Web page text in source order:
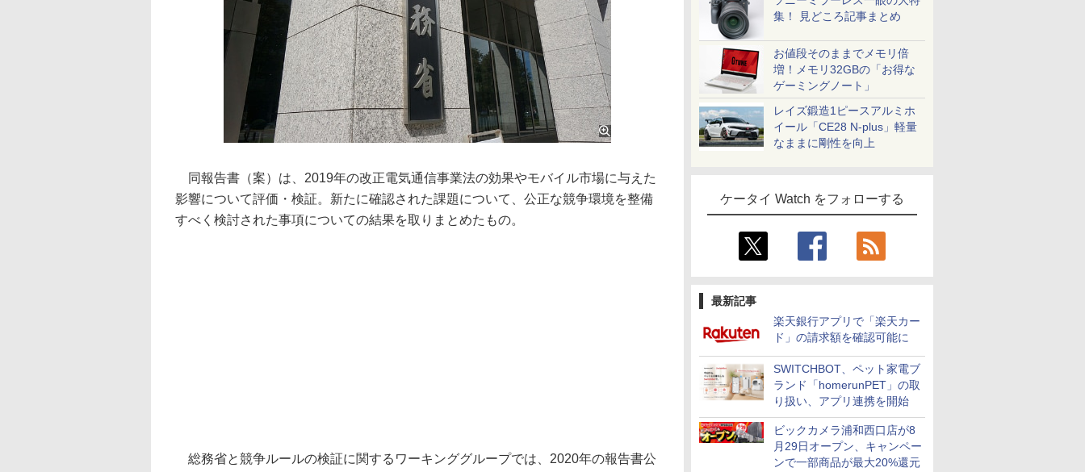
集！ 見どころ記事まとめ
お値段そのままでメモリ倍
増！メモリ32GBの「お得な
ゲーミングノート」
レイズ鍛造1ピースアルミホ
イール「CE28 N-plus」軽量
なままに剛性を向上
ケータイ Watch をフォローする
最新記事
楽天銀行アプリで「楽天カー
ド」の請求額を確認可能に
SWITCHBOT、ペット家電ブ
ランド「homerunPET」の取
り扱い、アプリ連携を開始
ビックカメラ浦和西口店が8
月29日オープン、キャンペー
ンで一部商品が最大20%還元
同報告書（案）は、2019年の改正電気通信事業法の効果やモバイル市場に与えた
影響について評価・検証。新たに確認された課題について、公正な競争環境を整備
すべく検討された事項についての結果を取りまとめたもの。
総務省と競争ルールの検証に関するワーキンググループでは、2020年の報告書公